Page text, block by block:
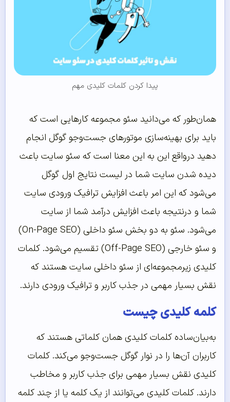
پیدا کردن کلمات کلیدی مهم
همان‌طور که می‌دانید سئو مجموعه کارهایی است که
باید برای بهینه‌سازی موتورهای جست‌وجو گوگل انجام
دهید درواقع این به این معنا است که سئو سایت باعث
دیده شدن سایت شما در لیست نتایج اول گوگل
می‌شود که این امر باعث افزایش ترافیک ورودی سایت
شما و درنتیجه باعث افزایش درآمد شما از سایت
می‌شود. سئو به دو بخش سئو داخلی (On-Page SEO)
و سئو خارجی (Off-Page SEO) تقسیم می‌شود. کلمات
کلیدی زیرمجموعه‌ای از سئو داخلی سایت هستند که
نقش بسیار مهمی در جذب کاربر و ترافیک ورودی دارند.
کلمه‌ کلیدی چیست
به‌بیان‌ساده کلمات کلیدی همان کلماتی هستند که
کاربران آن‌ها را در نوار گوگل جست‌وجو می‌کند. کلمات
کلیدی نقش بسیار مهمی برای جذب کاربر و مخاطب
دارند. کلمات کلیدی می‌توانند از یک کلمه یا از چند کلمه